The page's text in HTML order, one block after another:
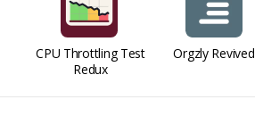
CPU Throttling Test
Redux
Orgzly Revived